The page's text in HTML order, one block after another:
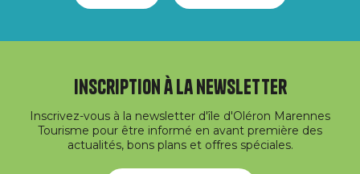
Inscription à la newsletter
Inscrivez-vous à la newsletter d'île d'Oléron Marennes
Tourisme pour être informé en avant première des
actualités, bons plans et offres spéciales.